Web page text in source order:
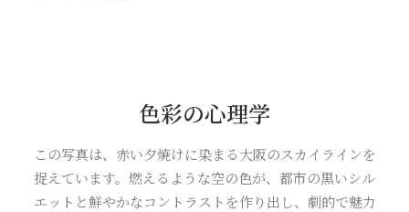
色彩の心理学
この写真は、赤い夕焼けに染まる大阪のスカイラインを
捉えています。燃えるような空の色が、都市の黒いシル
エットと鮮やかなコントラストを作り出し、劇的で魅力